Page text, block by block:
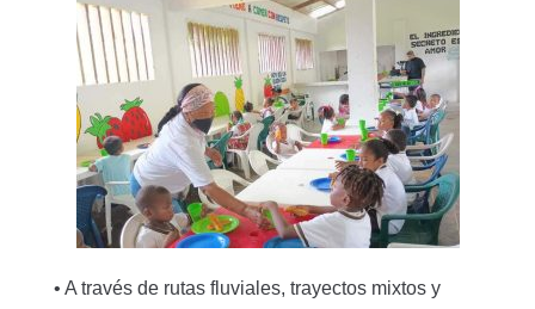
• A través de rutas fluviales, trayectos mixtos y